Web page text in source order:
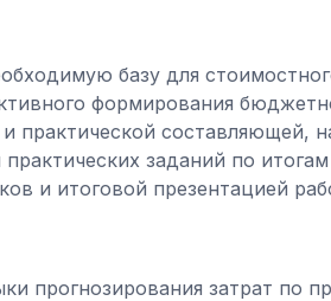
базу для
формирования
практической составляющей,
заданий по
и итоговой презентацией
прогнозирования затрат по